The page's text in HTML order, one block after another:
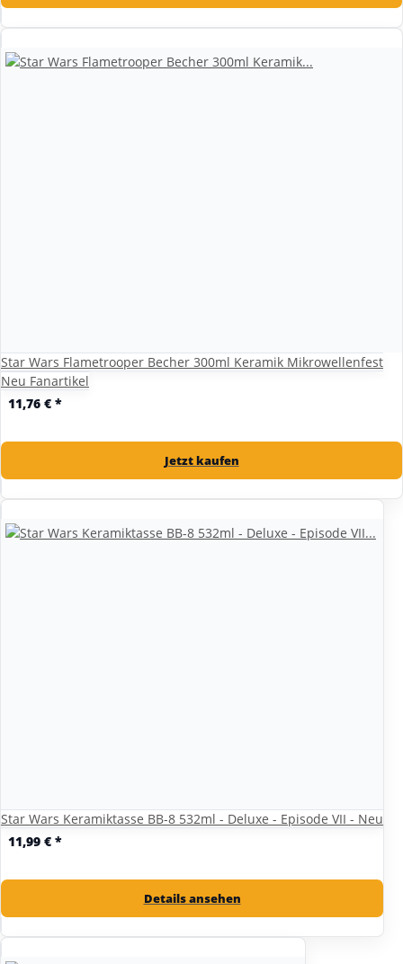
Star Wars Flametrooper Becher 300ml Keramik Mikrowellenfest
Neu Fanartikel
11,76 € *
Jetzt kaufen
Star Wars Keramiktasse BB-8 532ml - Deluxe - Episode VII - Neu
11,99 € *
Details ansehen